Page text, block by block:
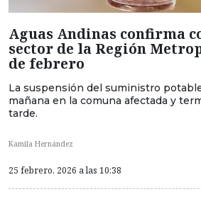
Aguas Andinas confirma
sector de la Región
de febrero
La suspensión del suministro
mañana en la comuna afectada y
tarde.
Kamila Hernández
25 febrero, 2026 a las 10:38